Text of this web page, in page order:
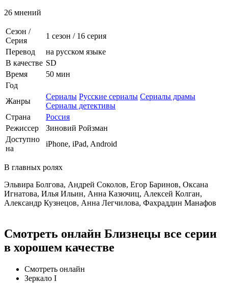
26 мнений
Сезон /
Серия
1 сезон / 16 серия
Перевод
на русском языке
В качестве SD
Время
50 мин
Год
Жанры
Сериалы Русские сериалы Сериалы драмы
Сериалы детективы
Страна
Россия
Режиссер
Зиновий Ройзман
Доступно
на
iPhone, iPad, Android
В главных ролях
Эльвира Болгова, Андрей Соколов, Егор Баринов, Оксана
Игнатова, Илья Ильин, Анна Казючиц, Алексей Колган,
Александр Кузнецов, Анна Легчилова, Фахраддин Манафов
Смотреть онлайн Близнецы все серии
в хорошем качестве
Смотреть онлайн
Зеркало I